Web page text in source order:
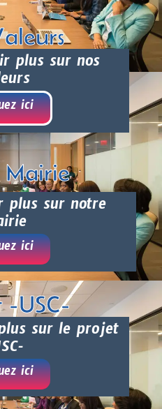
plus sur nos
ici
plus sur notre
ici
-USC-
sur le projet
ici